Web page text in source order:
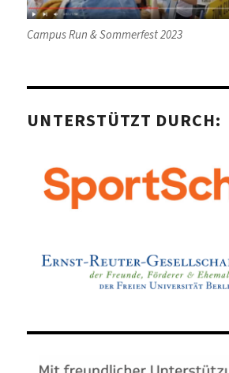
Campus Run & Sommerfest 2023
UNTERSTÜTZT DURCH: